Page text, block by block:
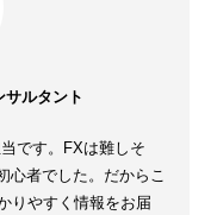
サルタント
です。FXは難しそ
心者でした。だからこ
りやすく情報をお届